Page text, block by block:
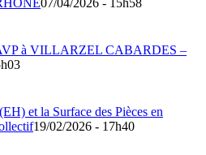
07/04/2026 - 15h58
à VILLARZEL CABARDES –
et la Surface des Pièces en
19/02/2026 - 17h40